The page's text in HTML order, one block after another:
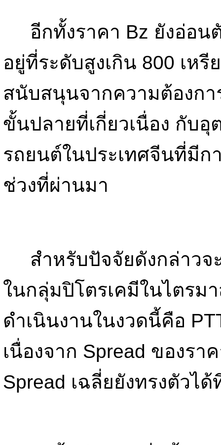
อีกทั้งราคา Bz ยังอ่อนตั
อยู่ที่ระดับสูงเกิน 800 เห
สนับสนุนจากความต้องก
ขั้นปลายที่เกี่ยวเนื่อง กับ
รถยนต์ในประเทศจีนที่มีก
ช่วงที่ผ่านมา
สำหรับปัจจัยดังกล่าวจ
ในกลุ่มปิโตรเคมีในไตรม
ดำเนินงานในงวดนี้คือ
เนื่องจาก Spread ของร
Spread เฉลี่ยยังทรงตัวไ